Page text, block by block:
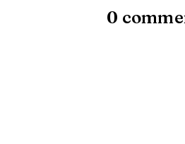
0